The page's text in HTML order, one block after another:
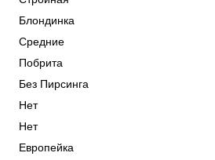
Блондинка
Средние
Побрита
Без Пирсинга
Нет
Нет
Европейка